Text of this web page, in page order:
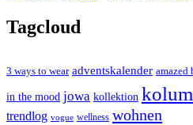
Tagcloud
3 ways to wear adventskalender amazed
in the mood jowa kollektion
trendlog vogue wellness wohnen